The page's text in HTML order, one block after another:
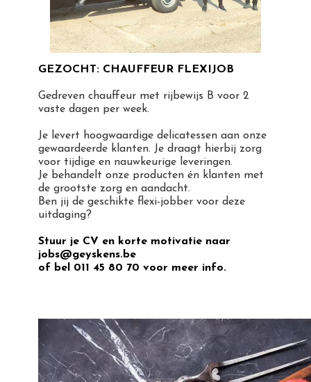
GEZOCHT: CHAUFFEUR FLEXIJOB
Gedreven chauffeur met rijbewijs B voor 2
vaste dagen per week.
Je levert hoogwaardige delicatessen aan onze
gewaardeerde klanten. Je draagt hierbij zorg
voor tijdige en nauwkeurige leveringen.
Je behandelt onze producten én klanten met
de grootste zorg en aandacht.
Ben jij de geschikte flexi-jobber voor deze
uitdaging?
Stuur je CV en korte motivatie naar
jobs@geyskens.be
of bel 011 45 80 70 voor meer info.